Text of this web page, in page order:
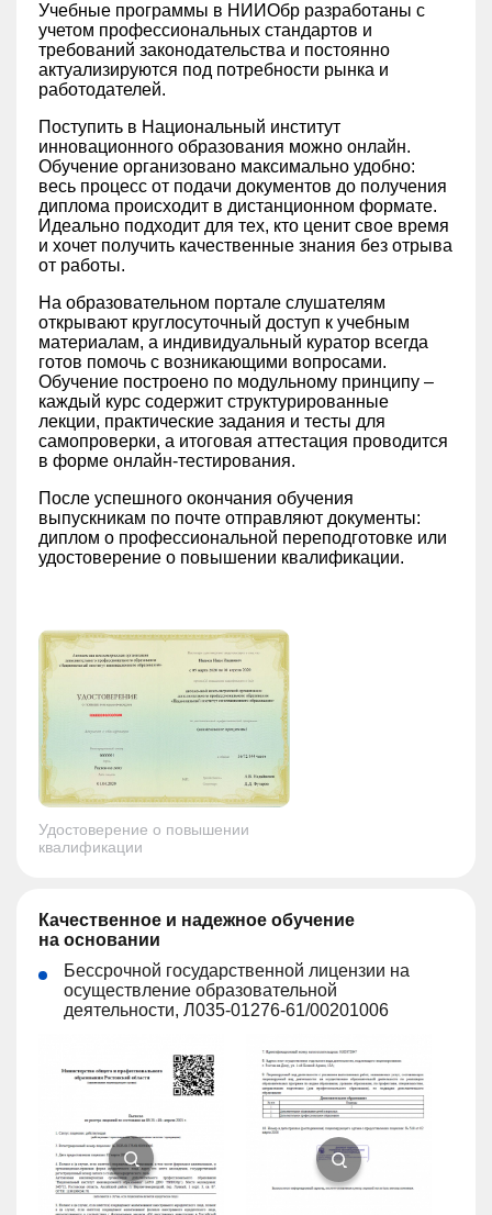
Учебные программы в НИИОбр разработаны с
учетом профессиональных стандартов и
требований законодательства и постоянно
актуализируются под потребности рынка и
работодателей.
Поступить в Национальный институт
инновационного образования можно онлайн.
Обучение организовано максимально удобно:
весь процесс от подачи документов до получения
диплома происходит в дистанционном формате.
Идеально подходит для тех, кто ценит свое время
и хочет получить качественные знания без отрыва
от работы.
На образовательном портале слушателям
открывают круглосуточный доступ к учебным
материалам, а индивидуальный куратор всегда
готов помочь с возникающими вопросами.
Обучение построено по модульному принципу –
каждый курс содержит структурированные
лекции, практические задания и тесты для
самопроверки, а итоговая аттестация проводится
в форме онлайн-тестирования.
После успешного окончания обучения
выпускникам по почте отправляют документы:
диплом о профессиональной переподготовке или
удостоверение о повышении квалификации.
Удостоверение о повышении
квалификации
Качественное и надежное обучение
на основании
Бессрочной государственной лицензии на
осуществление образовательной
деятельности, Л035-01276-61/00201006